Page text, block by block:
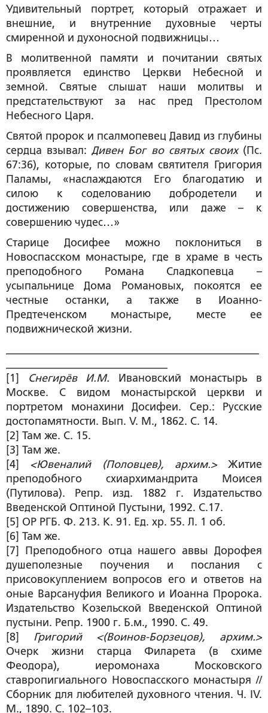
Удивительный портрет, который отражает и
внешние, и внутренние духовные черты
смиренной и духоносной подвижницы…
В молитвенной памяти и почитании святых
проявляется единство Церкви Небесной и
земной. Святые слышат наши молитвы и
предстательствуют за нас пред Престолом
Небесного Царя.
Святой пророк и псалмопевец Давид из глубины
сердца взывал:Дивен Бог во святых своих(Пс.
67:36), которые, по словам святителя Григория
Паламы, «наслаждаются Его благодатию и
силою к соделованию добродетели и
достижению совершенства, или даже – к
совершению чудес…»
Старице Досифее можно поклониться в
Новоспасском монастыре, где в храме в честь
преподобного Романа Сладкопевца –
усыпальнице Дома Романовых, покоятся ее
честные останки, а также в Иоанно-
Предтеченском монастыре, месте ее
подвижнической жизни.
[1]
Снегирёв И.М. Ивановский монастырь в
Москве. С видом монастырской церкви и
портретом монахини Досифеи. Сер.: Русские
достопамятности. Вып. V. М., 1862. С. 14.
[2] Там же. С. 15.
[3] Там же.
[4] <Ювеналий (Половцев), архим.>Житие
преподобного схиархимандрита Моисея
(Путилова). Репр. изд. 1882 г. Издательство
Введенской Оптиной Пустыни, 1992. С.17.
[5] ОР РГБ. Ф. 213. К. 91. Ед. хр. 55. Л. 1 об.
[6] Там же.
[7] Преподобного отца нашего аввы Дорофея
душеполезные поучения и послания с
присовокуплением вопросов его и ответов на
оные Варсануфия Великого и Иоанна Пророка.
Издательство Козельской Введенской Оптиной
пустыни. Репр. 1900 г. Б.м., 1990. С. 49.
[8] Григорий <(Воинов-Борзецов), архим.>
Очерк жизни старца Филарета (в схиме
Феодора), иеромонаха Московского
ставропигиального Новоспасского монастыря //
Сборник для любителей духовного чтения. Ч. IV.
М., 1890. С. 102–103.